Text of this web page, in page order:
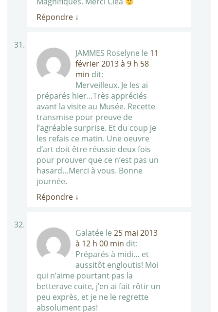
Répondre ↓
JAMMES Roselyne le 11
février 2013 à 9 h 58
min dit:
Merveilleux. Je les ai
préparés hier…Très appréciés
avant la visite au Musée. Recette
transmise pour preuve de
l’agréable surprise. Et du coup je
les refais ce matin. Une oeuvre
d’art doit être réussie deux fois
pour prouver que ce n’est pas un
hasard…Merci à vous. Bonne
journée.
Répondre ↓
Galatée le 25 mai 2013
à 12 h 00 min dit:
Préparés à midi… et
aussitôt engloutis! Moi
qui n’aime pourtant pas la
betterave cuite, j’en ai fait rôtir un
peu exprès, et je ne le regrette
absolument pas!